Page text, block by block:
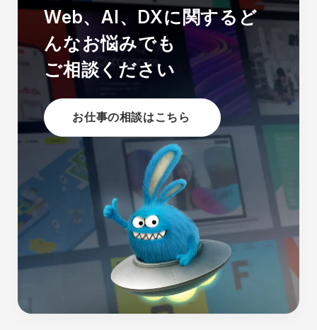
Web、AI、DXに関する ど
んなお悩みでも
ご相談ください
お仕事の相談はこちら